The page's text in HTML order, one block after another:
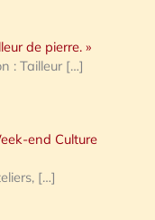
de pierre. »
: Tailleur […]
end Culture
[…]